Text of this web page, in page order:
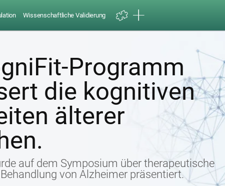
Wissenschaftliche Validierung
Programm
die kognitiven
älterer
auf dem Symposium über therapeutische
von Alzheimer präsentiert.